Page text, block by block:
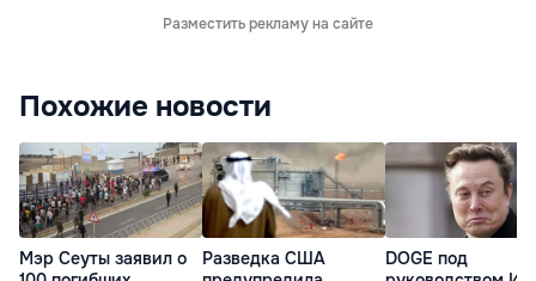
Разместить рекламу на сайте
Похожие новости
Мэр Сеуты заявил о
Разведка США
DOGE под